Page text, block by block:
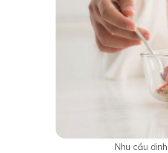
Nhu cầu